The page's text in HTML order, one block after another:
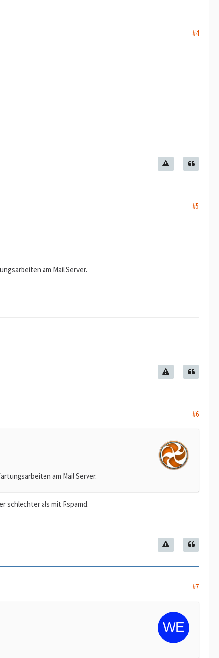
#4
#5
am Mail Server.
#6
am Mail Server.
schlechter als mit Rspamd.
#7